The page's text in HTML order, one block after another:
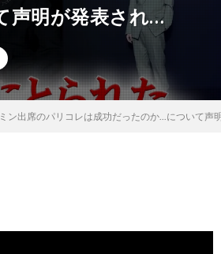
声明が発表され…
ン出席のパリコレは成功だったのか...について声